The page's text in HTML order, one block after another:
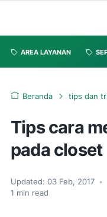
AREA LAYANAN
Beranda tips dan
Tips cara
pada closet
Updated: 03 Feb, 2017 •
1 min read